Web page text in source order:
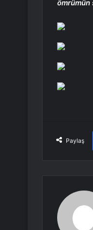
ömrümün
Paylaş